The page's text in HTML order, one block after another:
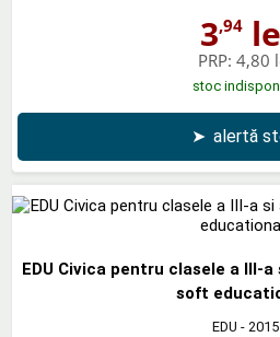
3,94
PRP: 4,80
stoc
➤ alertă
EDU Civica pentru clasele a III-a
soft
EDU - 2015